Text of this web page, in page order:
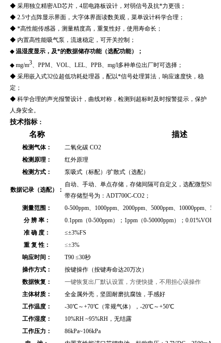
◆ 采用独立精密AD芯片，4层电路板设计，对弱信号及抗*力更强；
◆ 2.5寸点阵显示界面，大字体界面读数美观，菜单设计科学合理；
◆ *高性能传感器，测量精度高，重复性好，使用寿命长；
◆ 内置高性能吸气泵，流速稳定，可开关控制；
◆ 温湿度显示，及*的数据储存功能（选配功能）；
◆ mg/m3 、PPM、VOL、LEL、PPB、mg/l多种单位出厂时可选择；
◆ 采用嵌入式32位超低功耗处理器，配以*信号处理算法，响应速度快，稳
定；
◆ 科学合理的声光报警设计，曲线对称，检测到超标时及时报警提示，保护
人身安全。
技术指标 ：
名称 描述
检测气体：
二氧化碳 CO2
检测原理：
红外原理
检测方式：
泵吸式（标配）/扩散式（选配）
数据记录（选配）：
自动、手动、单点存储，存储间隔可自定义，选配微型SD
带存储型号为：ADT700C-CO2；
测量范围：
0-500ppm、1000ppm、2000ppm、5000ppm、10000ppm、
分 辨 率：
0.1ppm（0-500ppm）；1ppm（0-50000ppm）；0.01%VOL
准 确 度：
≤±3%FS
重 复 性：
≤±3%
响应时间：
T90 ≤30秒
操作方式：
按键操作（按键寿命达20万次）
数据恢复：
一键恢复出厂默认设置，方便快捷，不用担心误操作
主体材质：
全金属外壳 ，坚固耐磨抗腐蚀，手感好
工作温度：
-30℃～+70℃（常规气体），-20℃～+50℃
工作湿度：
10%RH ~95%RH，无结露
工作压力：
86kPa~106kPa